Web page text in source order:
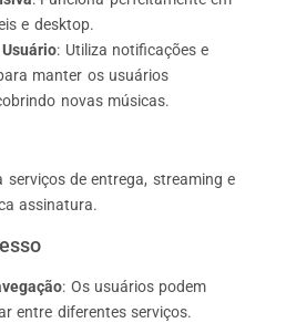
e desktop.
: Utiliza notificações e
manter os usuários
novas músicas.
serviços de entrega, streaming e
assinatura.
: Os usuários podem
entre diferentes serviços.